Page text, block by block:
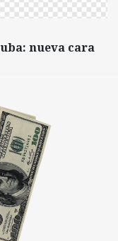
nueva cara